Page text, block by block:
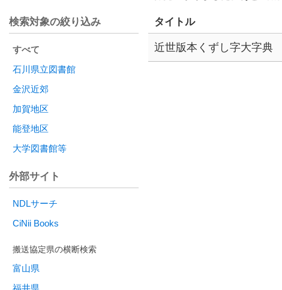
タイトル
近世版本くずし字大字典
検索対象の絞り込み
すべて
石川県立図書館
金沢近郊
加賀地区
能登地区
大学図書館等
外部サイト
NDLサーチ
CiNii Books
富山県